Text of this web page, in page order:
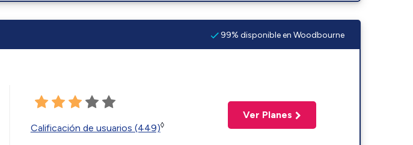
99% disponible en Woodbourne
Calificación de usuarios (449)◊
Ver Planes